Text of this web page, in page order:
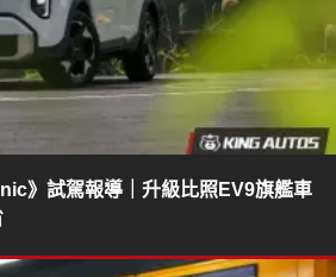
》試駕報導｜升級比照EV9旗艦車